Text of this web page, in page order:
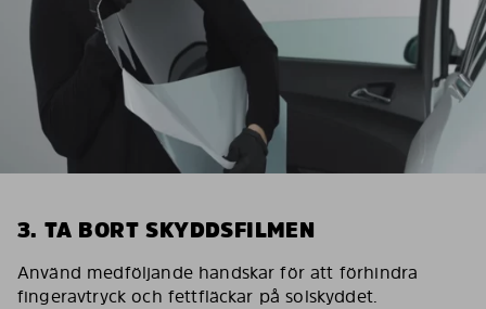
3. TA BORT SKYDDSFILMEN
Använd medföljande handskar för att förhindra
fingeravtryck och fettfläckar på solskyddet.